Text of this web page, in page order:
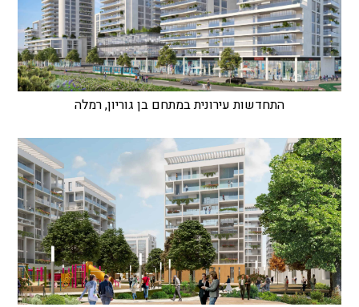
התחדשות עירונית במתחם בן גוריון, רמלה